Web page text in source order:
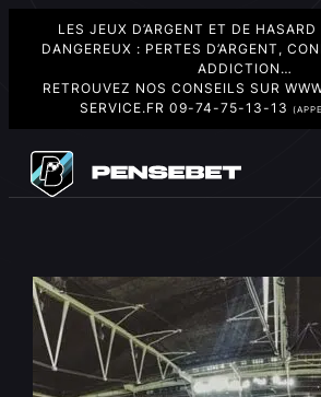
LES JEUX D’ARGENT ET DE
DANGEREUX : PERTES D’ARGENT,
ADDICTION…
RETROUVEZ NOS CONSEILS SUR
SERVICE.FR 09-74-75-13-13
contenu